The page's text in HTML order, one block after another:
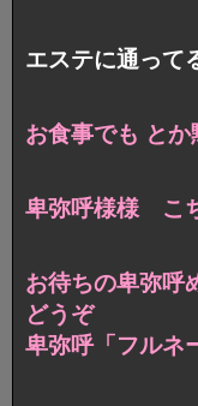
エステに通って
お食事でも と
卑弥呼様様 こ
お待ちの卑弥
どうぞ
卑弥呼「フル